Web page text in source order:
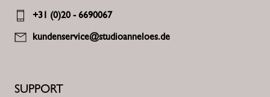
SUPPORT
+31 (0)20 - 6690067
kundenservice@studioanneloes.de